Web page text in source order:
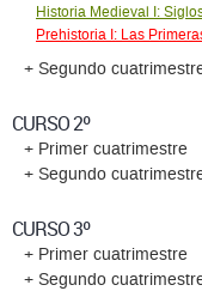
Historia Medieval I: Siglos
Prehistoria I: Las
+ Segundo
CURSO 2º
+ Primer cuatrimestre
+ Segundo
CURSO 3º
+ Primer cuatrimestre
+ Segundo